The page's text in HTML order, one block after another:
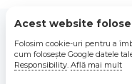
© 2026
Toate preturile sunt
Acest website
Folosim cookie-uri pentru a
cum folosește Google datele
Responsibility. Află mai mult